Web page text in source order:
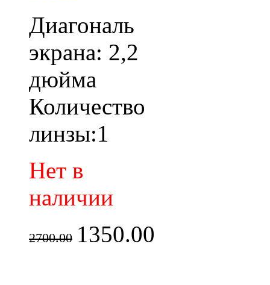
Диагональ
экрана: 2,2
дюйма
Количество
линзы:1
Нет в
наличии
2700.00 1350.00